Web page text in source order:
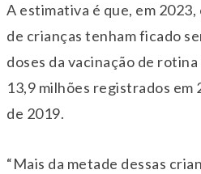
A estimativa é que, em
de crianças tenham ficado
doses da vacinação de
13,9 milhões registrados em
de 2019.
“Mais da metade dessas